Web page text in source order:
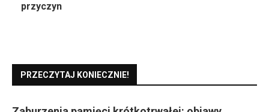
przyczyn
PRZECZYTAJ KONIECZNIE!